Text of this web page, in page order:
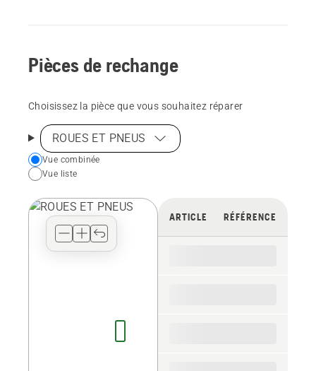
Pièces de rechange
Choisissez la pièce que vous souhaitez réparer
ROUES ET PNEUS
Choose
your
view
Vue combinée
Vue liste
ARTICLE RÉFÉRENCE